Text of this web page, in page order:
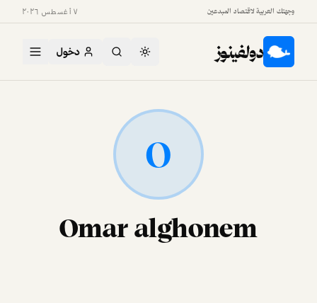
وجهتك العربية لاقتصاد المبدعين ٧ أغسطس ٢٠٢٦
دولفينوز دخول
O
Omar alghonem